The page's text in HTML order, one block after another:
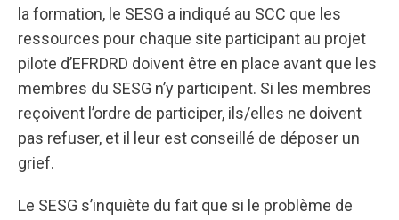
la formation, le SESG a indiqué au SCC que les
ressources pour chaque site participant au projet
pilote d’EFRDRD doivent être en place avant que les
membres du SESG n’y participent. Si les membres
reçoivent l’ordre de participer, ils/elles ne doivent
pas refuser, et il leur est conseillé de déposer un
grief.
Le SESG s’inquiète du fait que si le problème de